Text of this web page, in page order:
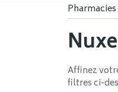
Affinez
filtres ci-